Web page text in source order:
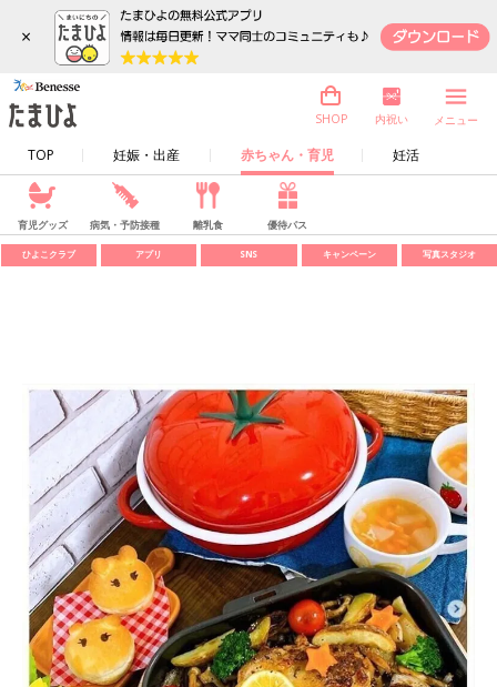
×
TOP 妊娠・出産 赤ちゃん・育児 妊活
SHOP 内祝い メニュー
育児グッズ 病気・予防接種 離乳食 優待パス
ひよこクラブ アプリ SNS キャンペーン 写真スタジオ